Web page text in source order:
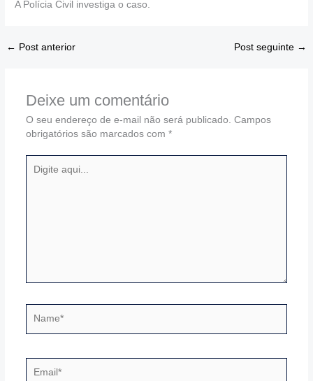
A Polícia Civil investiga o caso.
← Post anterior Post seguinte →
Deixe um comentário
O seu endereço de e-mail não será publicado. Campos
obrigatórios são marcados com *
aqui...